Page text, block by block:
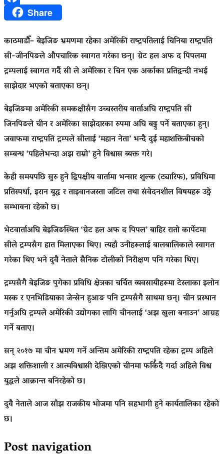
FacebookShare
काठमाडौँ– बेइजिङ भ्रमणमा रहेका अमेरिकी राष्ट्रपतिलाई चिनिया राष्ट्रपति
सी-जीनपिङले औपचारिक स्वागत गरेका छन्। ग्रेट हल अफ द पिपलमा
ट्रम्पलाई स्वागत गर्दै सी ले अमेरिका र चिन एक अर्काका प्रतिद्वन्दी नभई
साझेदार भएको बताएका छन्।
बेइजिङमा अमेरिकी समकक्षीसँग उच्चस्तरीय वार्ताअघि राष्ट्रपति सी
जिनपिङले चीन र अमेरिका साझेदारका रुपमा अघि बढ्नु पर्ने बताएका हुन्।
जवाफमा राष्ट्रपति ट्रम्पले सीलाई ‘महान नेता’ भन्दै दुई महाशक्तिबीचको
सम्बन्ध ‘पहिलेभन्दा अझ राम्रो’ हुने विश्वास ब्यक्त गरे।
केही समयपछि सुरु हुने द्विपक्षीय वार्तामा भन्सार शुल्क (ट्यारिफ), प्रविधिमा
प्रतिस्पर्धा, इरान युद्ध र ताइवानजस्ता जटिल तथा संवेदनशील विषयहरू उठ्ने
सम्भावना रहेको छ।
भेटवार्ताअघि बेइजिङस्थित ‘ग्रेट हल अफ द पिपल’ बाहिर रातो कार्पेटमा
सीले ट्रम्पसँग हात मिलाएका थिए। त्यहाँ उनीहरूलाई बालबालिकाले स्वागत
गरेका थिए भने दुवै नेताले सैनिक टोलीको निरीक्षण पनि गरेका थिए।
ट्रम्पसँगै बेइजिङ पुगेका प्रविधि क्षेत्रका चर्चित व्यवसायीहरूमा टेस्लाका इलोन
मस्क र एनभिडियाका जेन्सेन हुआङ पनि ट्रम्पसँगै साथमा छन्। चीन प्रस्थान
गर्नुअघि ट्रम्पले अमेरिकी उद्योगका लागि चीनलाई ‘अझ खुला बनाउन’ आग्रह
गर्ने बताए।
सन् २०१७ मा चीन भ्रमण गर्ने अन्तिम अमेरिकी राष्ट्रपति रहेका ट्रम्प अहिले
अझ शक्तिशाली र आत्मविश्वासी देखिएको चीनमा फर्किँदै गर्दा अहिले विश्व
युद्धले आक्रान्त बनिरहेको छ।
दुवै नेताले आज साँझ राजकीय भोजमा पनि सहभागी हुने कार्यतालिका रहेको
छ।
Post navigation